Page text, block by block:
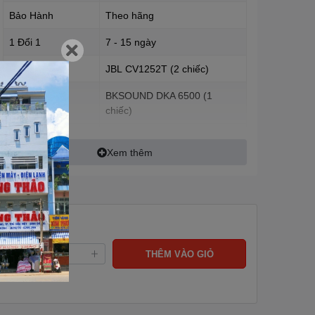
Bảo Hành Theo hãng
1 Đổi 1 7 - 15 ngày
Loa JBL CV1252T (2 chiếc)
Amply
BKSOUNDDKA 6500 (1
chiếc)
Loa sub
Xem thêm
THÊM VÀO GIỎ